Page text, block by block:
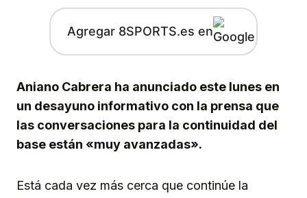
Agregar 8SPORTS.es en
Aniano Cabrera ha anunciado este lunes en
un desayuno informativo con la prensa que
las conversaciones para la continuidad del
base están «muy avanzadas».
Está cada vez más cerca que continúe la